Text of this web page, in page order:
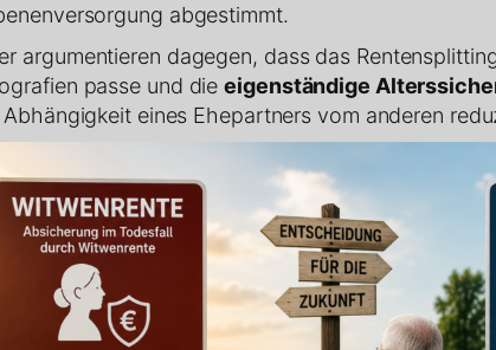
abgestimmt.
argumentieren dagegen, dass das
passe und dieeigenständige
eines Ehepartners vom anderen